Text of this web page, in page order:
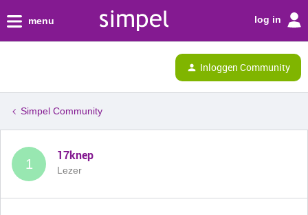
menu log in
Inloggen Community
Simpel Community
1
17knep
Lezer